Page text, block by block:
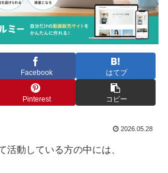
Facebook はてブ
Pinterest コピー
2026.05.28
活動している方の中には、